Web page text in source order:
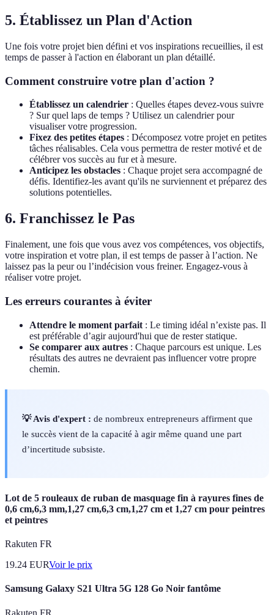
5. Établissez un Plan d'Action
Une fois votre projet bien défini et vos inspirations recueillies, il est
temps de passer à l'action en élaborant un plan détaillé.
Comment construire votre plan d'action ?
Établissez un calendrier : Quelles étapes devez-vous suivre
? Sur quel laps de temps ? Utilisez un calendrier pour
visualiser votre progression.
Fixez des petites étapes : Décomposez votre projet en petites
tâches réalisables. Cela vous permettra de rester motivé et de
célébrer vos succès au fur et à mesure.
Anticipez les obstacles : Chaque projet sera accompagné de
défis. Identifiez-les avant qu'ils ne surviennent et préparez des
solutions potentielles.
6. Franchissez le Pas
Finalement, une fois que vous avez vos compétences, vos objectifs,
votre inspiration et votre plan, il est temps de passer à l’action. Ne
laissez pas la peur ou l’indécision vous freiner. Engagez-vous à
réaliser votre projet.
Les erreurs courantes à éviter
Attendre le moment parfait : Le timing idéal n’existe pas. Il
est préférable d’agir aujourd'hui que de rester statique.
Se comparer aux autres : Chaque parcours est unique. Les
résultats des autres ne devraient pas influencer votre propre
chemin.
💡 Avis d'expert : de nombreux entrepreneurs affirment que
le succès vient de la capacité à agir même quand une part
d’incertitude subsiste.
Lot de 5 rouleaux de ruban de masquage fin à rayures fines de
0,6 cm,6,3 mm,1,27 cm,6,3 cm,1,27 cm et 1,27 cm pour peintres
et peintres
Rakuten FR
19.24 EURVoir le prix
Samsung Galaxy S21 Ultra 5G 128 Go Noir fantôme
Rakuten FR